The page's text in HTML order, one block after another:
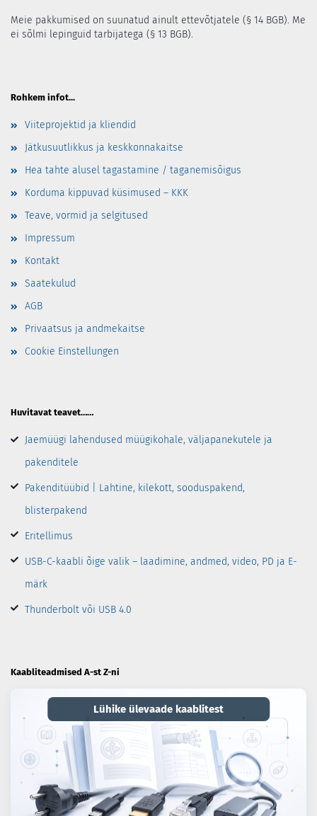
Meie pakkumised on suunatud ainult ettevõtjatele (§ 14 BGB). Me
ei sõlmi lepinguid tarbijatega (§ 13 BGB).
Rohkem infot...
Viiteprojektid ja kliendid
Jätkusuutlikkus ja keskkonnakaitse
Hea tahte alusel tagastamine / taganemisõigus
Korduma kippuvad küsimused – KKK
Teave, vormid ja selgitused
Impressum
Kontakt
Saatekulud
AGB
Privaatsus ja andmekaitse
Cookie Einstellungen
Huvitavat teavet……
Jaemüügi lahendused müügikohale, väljapanekutele ja
pakenditele
Pakenditüübid | Lahtine, kilekott, sooduspakend,
blisterpakend
Eritellimus
USB-C-kaabli õige valik – laadimine, andmed, video, PD ja E-
märk
Thunderbolt või USB 4.0
Kaabliteadmised A-st Z-ni
Lühike ülevaade kaablitest